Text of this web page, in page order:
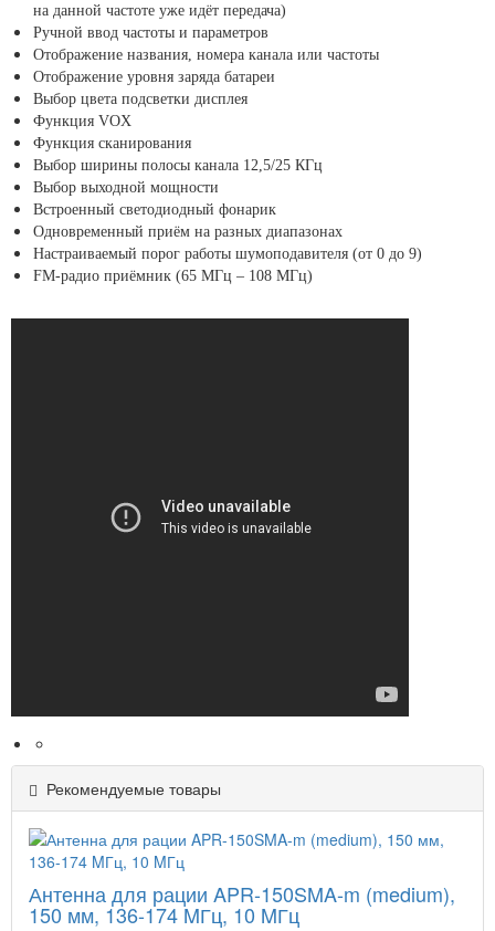
на данной частоте уже идёт передача)
Ручной ввод частоты и параметров
Отображение названия, номера канала или частоты
Отображение уровня заряда батареи
Выбор цвета подсветки дисплея
Функция VOX
Функция сканирования
Выбор ширины полосы канала 12,5/25 КГц
Выбор выходной мощности
Встроенный светодиодный фонарик
Одновременный приём на разных диапазонах
Настраиваемый порог работы шумоподавителя (от 0 до 9)
FM-радио приёмник (65 МГц – 108 МГц)
Рекомендуемые товары
Антенна для рации APR-150SMA-m (medium),
150 мм, 136-174 MГц, 10 MГц